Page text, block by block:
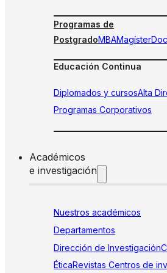
Programas de
PostgradoMBAMagíster
Educación Continua
Diplomados y cursosAlta
Programas Corporativos
Académicos
e investigación
Nuestros académicos
Departamentos
Dirección de Investigación
ÉticaRevistas Centros de